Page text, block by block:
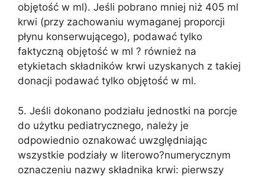
objętość w ml). Jeśli pobrano mniej niż 405 ml
krwi (przy zachowaniu wymaganej proporcji
płynu konserwującego), podawać tylko
faktyczną objętość w ml ? również na
etykietach składników krwi uzyskanych z takiej
donacji podawać tylko objętość w ml.
5. Jeśli dokonano podziału jednostki na porcje
do użytku pediatrycznego, należy je
odpowiednio oznakować uwzględniając
wszystkie podziały w literowo?numerycznym
oznaczeniu nazwy składnika krwi: pierwszy